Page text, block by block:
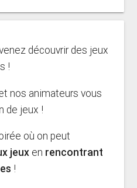
découvrir des jeux
!
nos animateurs vous
de jeux !
où on peut
jeux en rencontrant
!